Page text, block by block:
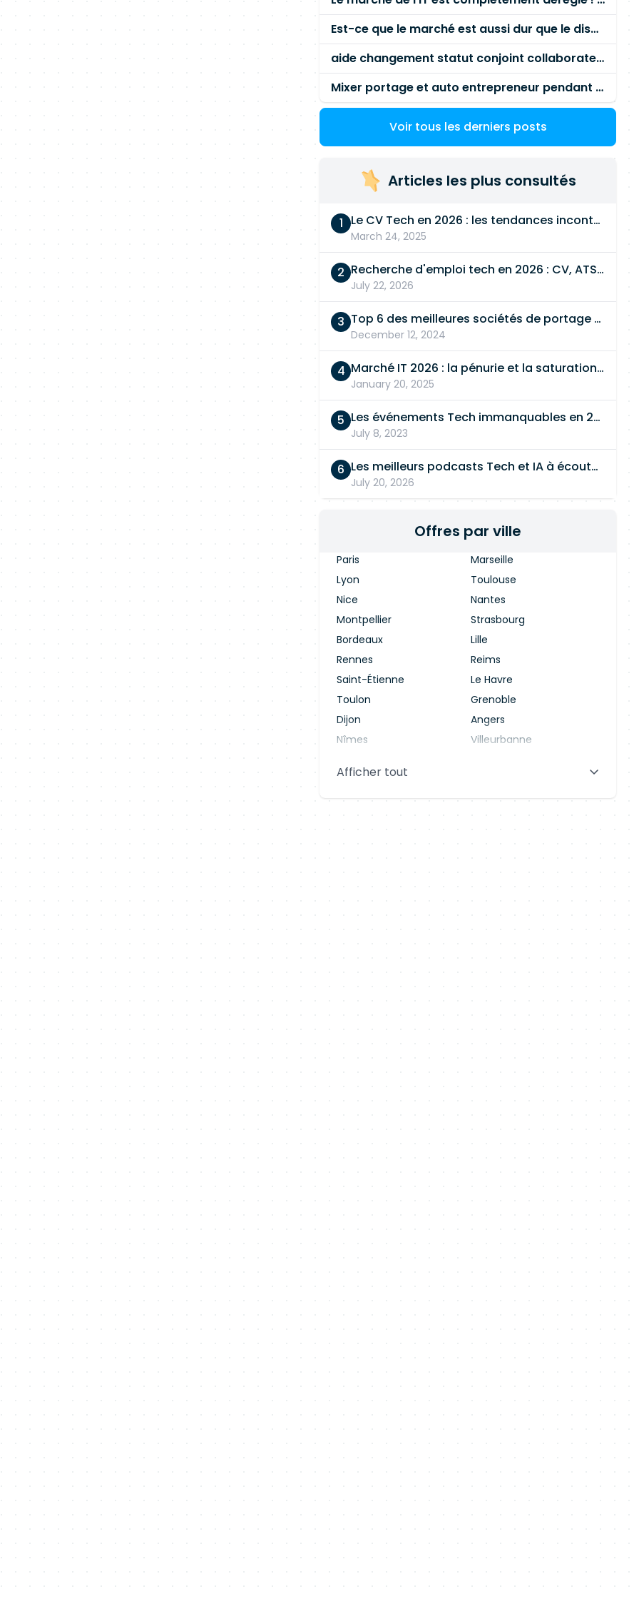
Est-ce que le marché est aussi dur que le disent les commerciaux ?
aide changement statut conjoint collaborateur
Mixer portage et auto entrepreneur pendant des années - quel risque ?
Voir tous les derniers posts
Articles les plus consultés
Le CV Tech en 2026 : les tendances incontournables
March 24, 2025
Recherche d'emploi tech en 2026 : CV, ATS, entretien… On vous dit tout
July 22, 2026
Top 6 des meilleures sociétés de portage salarial
December 12, 2024
Marché IT 2026 : la pénurie et la saturation, en même temps
January 20, 2025
Les événements Tech immanquables en 2026
July 8, 2023
Les meilleurs podcasts Tech et IA à écouter en 2026
July 20, 2026
Offres par ville
Paris
Marseille
Lyon
Toulouse
Nice
Nantes
Montpellier
Strasbourg
Bordeaux
Lille
Rennes
Reims
Saint-Étienne
Le Havre
Toulon
Grenoble
Dijon
Angers
Nîmes
Villeurbanne
Aix-en-Provence
Afficher tout